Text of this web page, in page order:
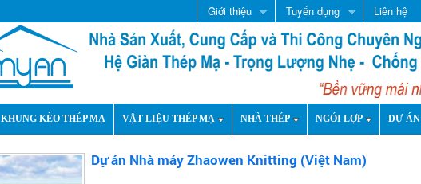
Giới thiệu Tuyển dụng Liên hệ
KHUNG KÈO THÉP MẠ VẬT LIỆU THÉP MẠ NHÀ THÉP NGÓI LỢP DỰ ÁN
Dự án Nhà máy Zhaowen Knitting (Việt Nam)